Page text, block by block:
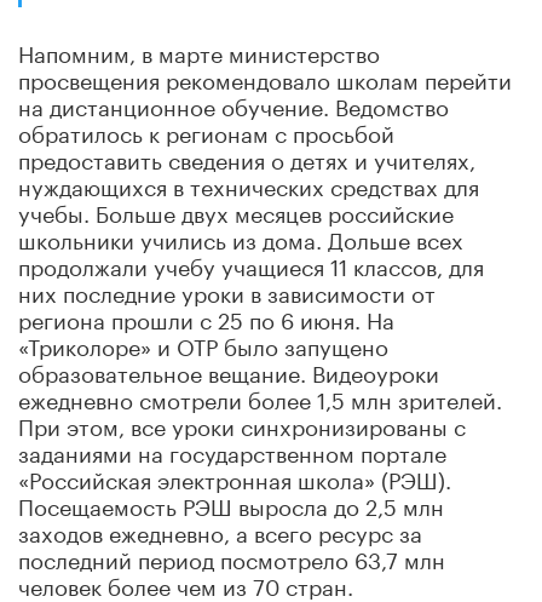
Напомним, в марте министерство
просвещения рекомендовало школам перейти
на дистанционное обучение. Ведомство
обратилось к регионам с просьбой
предоставить сведения о детях и учителях,
нуждающихся в технических средствах для
учебы. Больше двух месяцев российские
школьники учились из дома. Дольше всех
продолжали учебу учащиеся 11 классов, для
них последние уроки в зависимости от
региона прошли с 25 по 6 июня. На
«Триколоре» и ОТР было запущено
образовательное вещание. Видеоуроки
ежедневно смотрели более 1,5 млн зрителей.
При этом, все уроки синхронизированы с
заданиями на государственном портале
«Российская электронная школа» (РЭШ).
Посещаемость РЭШ выросла до 2,5 млн
заходов ежедневно, а всего ресурс за
последний период посмотрело 63,7 млн
человек более чем из 70 стран.